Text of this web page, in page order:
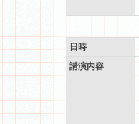
日時
講演内容